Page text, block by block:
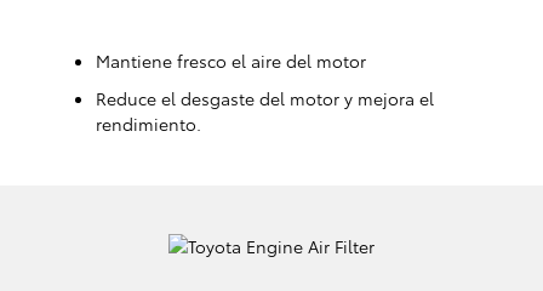
Mantiene fresco el aire del motor
Reduce el desgaste del motor y mejora el
rendimiento.